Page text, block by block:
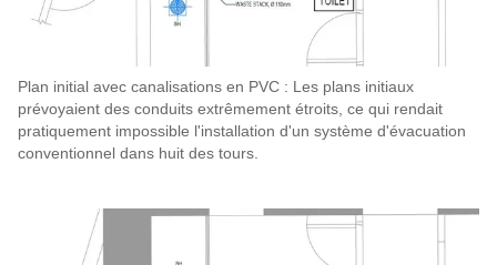
Plan initial avec canalisations en PVC : Les plans initiaux
prévoyaient des conduits extrêmement étroits, ce qui rendait
pratiquement impossible l'installation d'un système d'évacuation
conventionnel dans huit des tours.